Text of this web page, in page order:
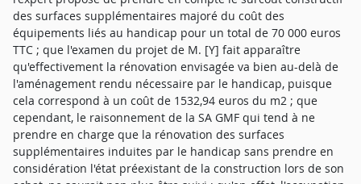
des surfaces supplémentaires majoré du coût des
équipements liés au handicap pour un total de 70 000 euros
TTC ; que l'examen du projet de M. [Y] fait apparaître
qu'effectivement la rénovation envisagée va bien au-delà de
l'aménagement rendu nécessaire par le handicap, puisque
cela correspond à un coût de 1532,94 euros du m2 ; que
cependant, le raisonnement de la SA GMF qui tend à ne
prendre en charge que la rénovation des surfaces
supplémentaires induites par le handicap sans prendre en
considération l'état préexistant de la construction lors de son